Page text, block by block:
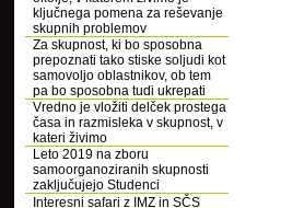
ključnega pomena za reševanje
skupnih problemov
Za skupnost, ki bo sposobna
prepoznati tako stiske soljudi kot
samovoljo oblastnikov, ob tem
pa bo sposobna tudi ukrepati
Vredno je vložiti delček prostega
časa in razmisleka v skupnost, v
kateri živimo
Leto 2019 na zboru
samoorganoziranih skupnosti
zaključujejo Studenci
Interesni safari z IMZ in SČS